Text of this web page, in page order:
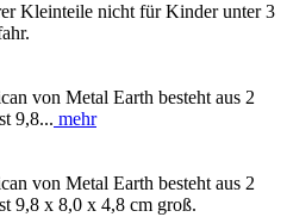
Kleinteile nicht für Kinder unter 3
von Metal Earth besteht aus 2
9,8... mehr
von Metal Earth besteht aus 2
9,8 x 8,0 x 4,8 cm groß.